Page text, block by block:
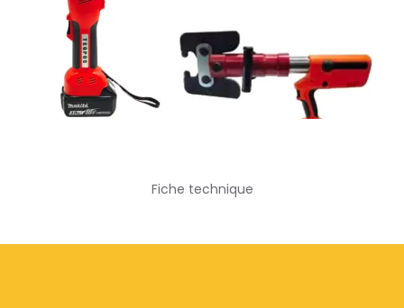
Fiche technique